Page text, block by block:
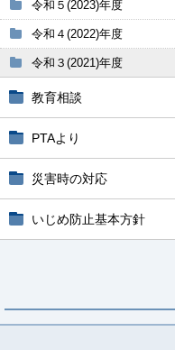
令和５(2023)年度
令和４(2022)年度
令和３(2021)年度
教育相談
PTAより
災害時の対応
いじめ防止基本方針